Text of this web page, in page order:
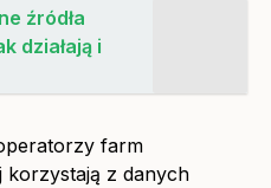
źródła
działają i
farm
z danych